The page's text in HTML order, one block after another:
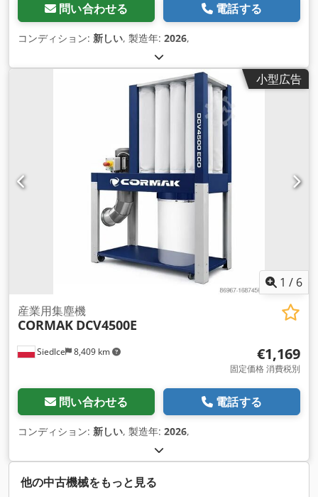
問い合わせる 電話する
コンディション: 新しい, 製造年: 2026,
小型広告
1 / 6
Siedlce 8,409 km
産業用集塵機
CORMAK DCV4500E
€1,169
固定価格 消費税別
問い合わせる 電話する
コンディション: 新しい, 製造年: 2026,
他の中古機械をもっと見る